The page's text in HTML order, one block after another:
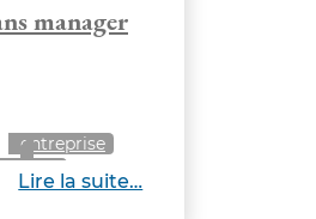
manager
entreprise
Lire la suite…